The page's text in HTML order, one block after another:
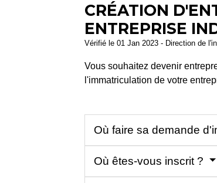
CRÉATION
ENTREPRISE
Vérifié le 01 Jan 2023 - Direction de
Vous souhaitez devenir
l'immatriculation de votre
Où faire sa demande
Où êtes-vous inscrit ?